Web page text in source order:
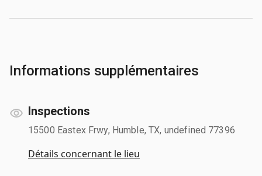
Informations supplémentaires
Inspections
15500 Eastex Frwy, Humble, TX, undefined 77396
Détails concernant le lieu